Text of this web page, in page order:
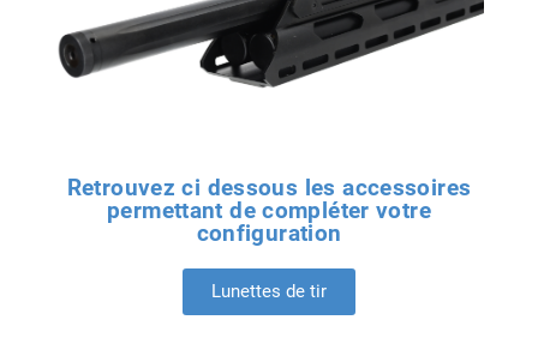
Retrouvez ci dessous les accessoires
permettant de compléter votre
configuration
Lunettes de tir